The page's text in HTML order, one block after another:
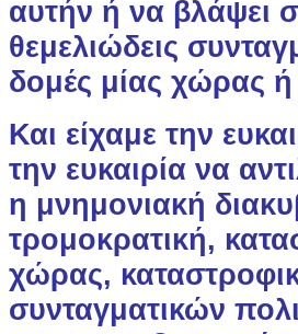
αυτήν ή να βλάψει
θεμελιώδεις
δομές μίας χώρας
Και είχαμε την
την ευκαιρία να
η μνημονιακή
τρομοκρατική,
χώρας,
συνταγματικών